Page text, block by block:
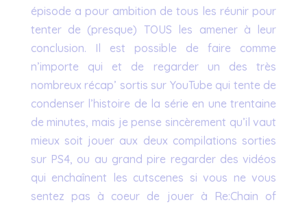
épisode a pour ambition de tous les réunir pour
tenter de (presque) TOUS les amener à leur
conclusion. Il est possible de faire comme
n’importe qui et de regarder un des très
nombreux récap’ sortis sur YouTube qui tente de
condenser l’histoire de la série en une trentaine
de minutes, mais je pense sincèrement qu’il vaut
mieux soit jouer aux deux compilations sorties
sur PS4, ou au grand pire regarder des vidéos
qui enchaînent les cutscenes si vous ne vous
sentez pas à coeur de jouer à Re:Chain of